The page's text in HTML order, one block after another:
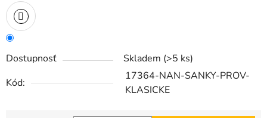
Dostupnosť Skladem (>5 ks)
Kód:
17364-NAN-SANKY-PROV-
KLASICKE